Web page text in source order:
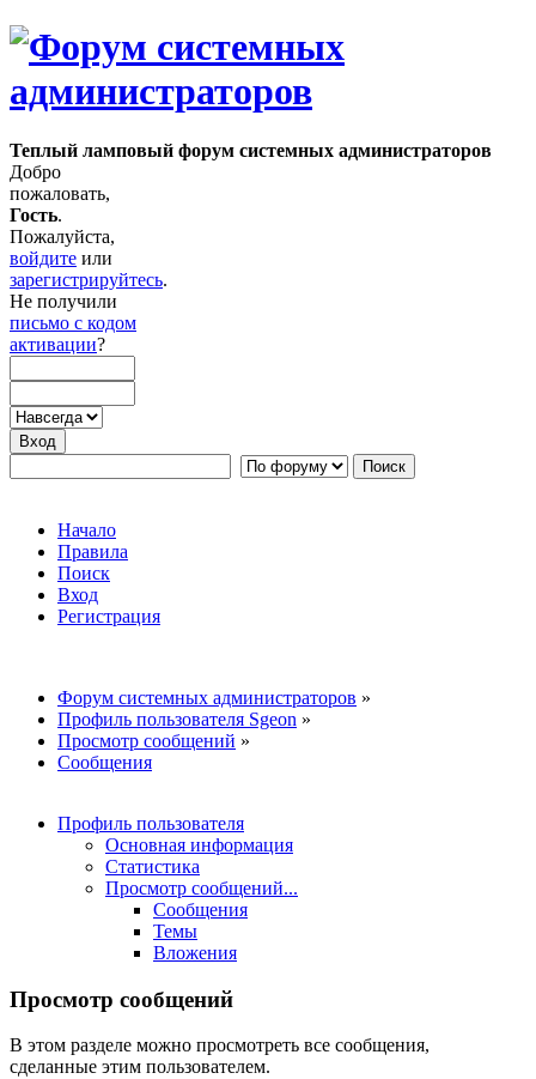
Теплый ламповый форум системных администраторов
Добро
пожаловать,
Гость.
Пожалуйста,
войдите или
зарегистрируйтесь.
Не получили
письмо с кодом
активации?
Начало
Правила
Поиск
Вход
Регистрация
Форум системных администраторов »
Профиль пользователя Sgeon »
Просмотр сообщений »
Сообщения
Профиль пользователя
Основная информация
Статистика
Просмотр сообщений...
Сообщения
Темы
Вложения
Просмотр сообщений
В этом разделе можно просмотреть все сообщения,
сделанные этим пользователем.